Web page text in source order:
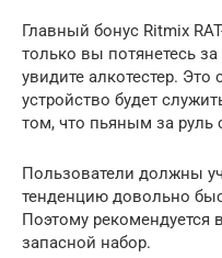
Главный бонус Ritmix
только вы потянетесь
увидите алкотестер.
устройство будет
том, что пьяным за руль
Пользователи должны
тенденцию довольно
Поэтому рекомендуется
запасной набор.